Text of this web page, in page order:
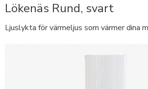
Lökenäs Rund, svart
Ljuslykta för värmeljus som värmer dina